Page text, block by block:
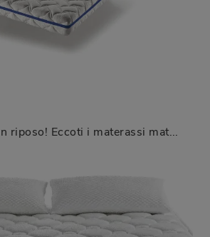
Esperti del buon riposo! Eccoti i materassi matrimoniali in memory foam di Oggioni: clicca e scopri di più sul modello Play.